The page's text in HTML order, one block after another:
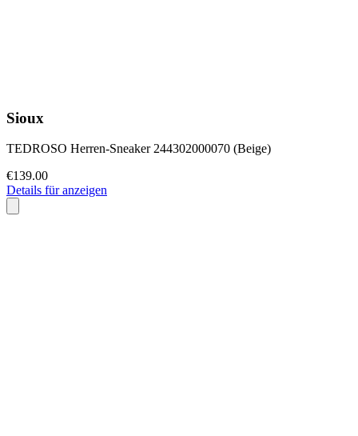
Sioux
TEDROSO Herren-Sneaker 244302000070 (Beige)
€139.00
Details für anzeigen